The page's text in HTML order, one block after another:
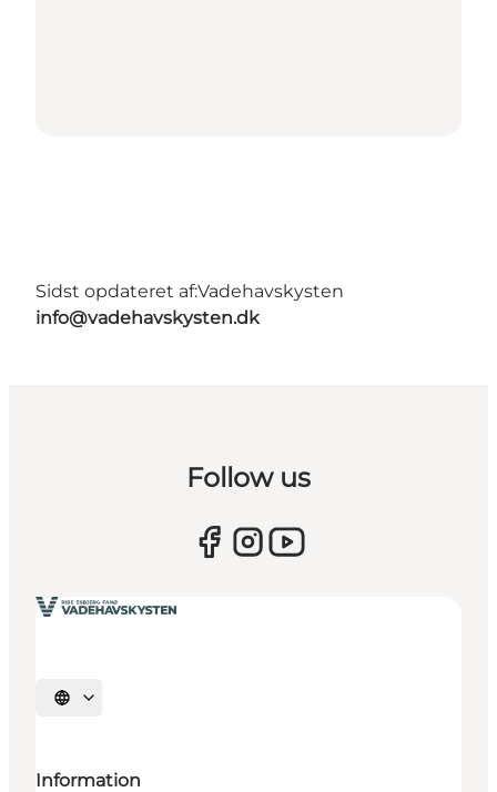
Sidst opdateret af:Vadehavskysten
info@vadehavskysten.dk
Follow us
Vælg sprog
Information